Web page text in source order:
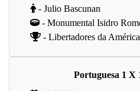
- Julio Bascunan
- Monumental Isidro
- Libertadores da
Portuguesa 1 X